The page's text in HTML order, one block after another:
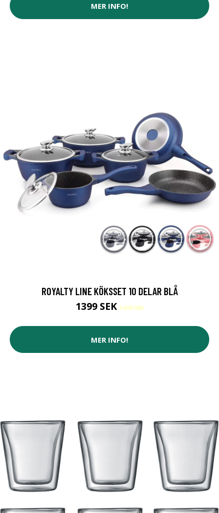
MER INFO!
ROYALTY LINE KÖKSSET 10 DELAR BLÅ
1399 SEK1499 SEK
MER INFO!